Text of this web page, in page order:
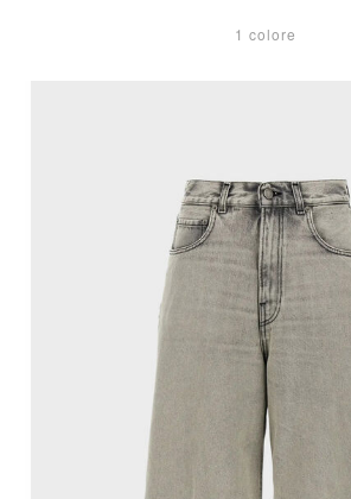
1 colore